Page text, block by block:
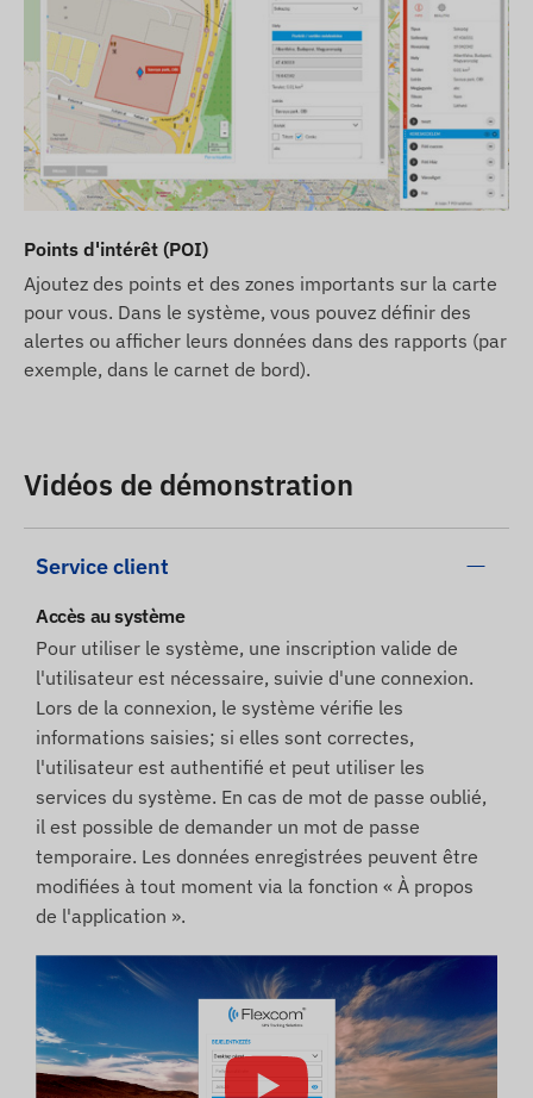
Points d'intérêt (POI)
Ajoutez des points et des zones importants sur la carte
pour vous. Dans le système, vous pouvez définir des
alertes ou afficher leurs données dans des rapports (par
exemple, dans le carnet de bord).
Vidéos de démonstration
Service client
Accès au système
Pour utiliser le système, une inscription valide de
l'utilisateur est nécessaire, suivie d'une connexion.
Lors de la connexion, le système vérifie les
informations saisies; si elles sont correctes,
l'utilisateur est authentifié et peut utiliser les
services du système. En cas de mot de passe oublié,
il est possible de demander un mot de passe
temporaire. Les données enregistrées peuvent être
modifiées à tout moment via la fonction « À propos
de l'application ».